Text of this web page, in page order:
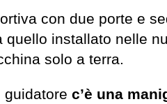
con due porte e
installato nelle
solo a terra.
guidatore c’è una